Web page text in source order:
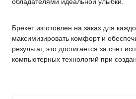
обладателями идеальной улыбки.
Брекет изготовлен на заказ для
максимизировать комфорт и
результат, это достигается за счет
компьютерных технологий при